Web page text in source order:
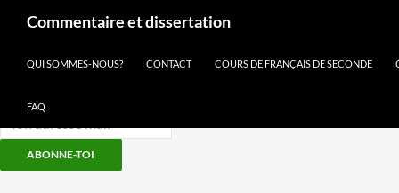
ABONNE-TOI
Commentaire et dissertation
QUI SOMMES-NOUS? CONTACT COURS DE FRANÇAIS DE SECONDE
FAQ